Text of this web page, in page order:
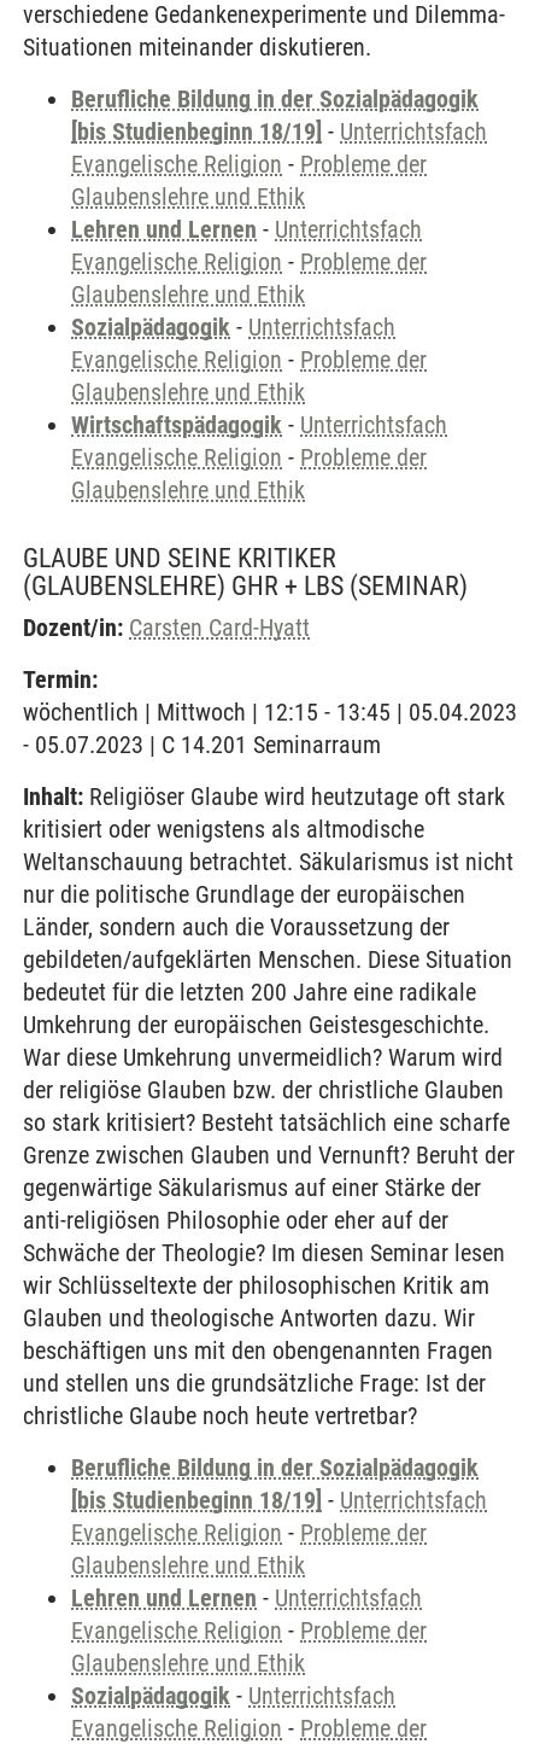
verschiedene Gedankenexperimente und Dilemma-
Situationen miteinander diskutieren.
Berufliche Bildung in der Sozialpädagogik
[bis Studienbeginn 18/19] - Unterrichtsfach
Evangelische Religion - Probleme der
Glaubenslehre und Ethik
Lehren und Lernen - Unterrichtsfach
Evangelische Religion - Probleme der
Glaubenslehre und Ethik
Sozialpädagogik - Unterrichtsfach
Evangelische Religion - Probleme der
Glaubenslehre und Ethik
Wirtschaftspädagogik - Unterrichtsfach
Evangelische Religion - Probleme der
Glaubenslehre und Ethik
GLAUBE UND SEINE KRITIKER
(GLAUBENSLEHRE) GHR + LBS (SEMINAR)
Dozent/in: Carsten Card-Hyatt
Termin:
wöchentlich | Mittwoch | 12:15 - 13:45 | 05.04.2023
- 05.07.2023 | C 14.201 Seminarraum
Inhalt: Religiöser Glaube wird heutzutage oft stark
kritisiert oder wenigstens als altmodische
Weltanschauung betrachtet. Säkularismus ist nicht
nur die politische Grundlage der europäischen
Länder, sondern auch die Voraussetzung der
gebildeten/aufgeklärten Menschen. Diese Situation
bedeutet für die letzten 200 Jahre eine radikale
Umkehrung der europäischen Geistesgeschichte.
War diese Umkehrung unvermeidlich? Warum wird
der religiöse Glauben bzw. der christliche Glauben
so stark kritisiert? Besteht tatsächlich eine scharfe
Grenze zwischen Glauben und Vernunft? Beruht der
gegenwärtige Säkularismus auf einer Stärke der
anti-religiösen Philosophie oder eher auf der
Schwäche der Theologie? Im diesen Seminar lesen
wir Schlüsseltexte der philosophischen Kritik am
Glauben und theologische Antworten dazu. Wir
beschäftigen uns mit den obengenannten Fragen
und stellen uns die grundsätzliche Frage: Ist der
christliche Glaube noch heute vertretbar?
Berufliche Bildung in der Sozialpädagogik
[bis Studienbeginn 18/19] - Unterrichtsfach
Evangelische Religion - Probleme der
Glaubenslehre und Ethik
Lehren und Lernen - Unterrichtsfach
Evangelische Religion - Probleme der
Glaubenslehre und Ethik
Sozialpädagogik - Unterrichtsfach
Evangelische Religion - Probleme der